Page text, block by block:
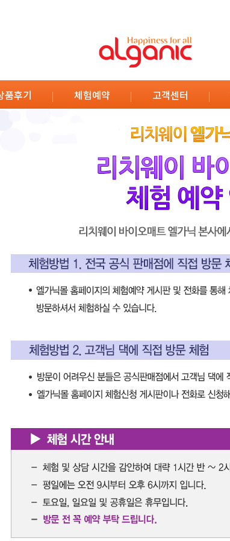
품후기 체험예약 고객센터